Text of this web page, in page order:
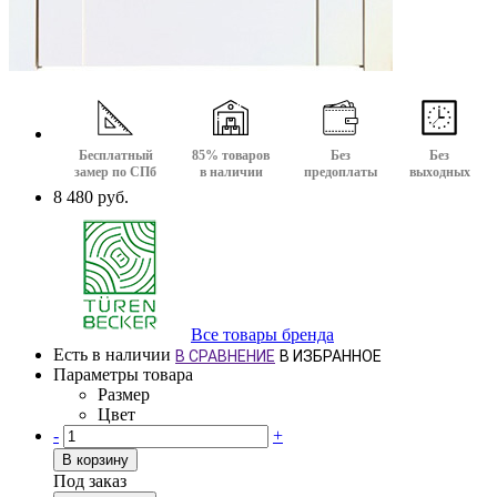
Бесплатный
замер по СПб
85% товаров
в наличии
Без
предоплаты
Без
выходных
8 480 руб.
Все товары бренда
Есть в наличии В СРАВНЕНИЕ В ИЗБРАННОЕ
Параметры товара
Размер
Цвет
-
+
В корзину
Под заказ